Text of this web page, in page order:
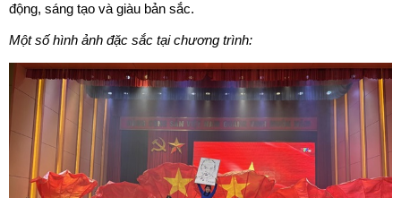
động, sáng tạo và giàu bản sắc.
Một số hình ảnh đặc sắc tại chương trình: